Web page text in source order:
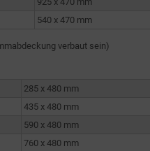
540 x 470 mm
verbaut sein)
285 x 480 mm
435 x 480 mm
590 x 480 mm
760 x 480 mm